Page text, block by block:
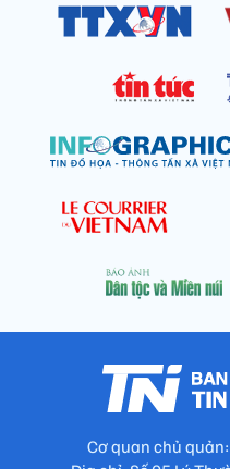
Cơ quan chủ